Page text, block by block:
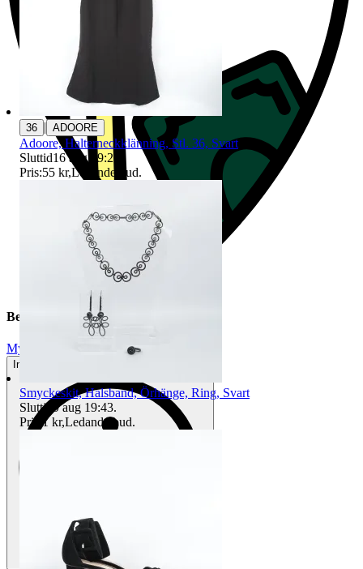
Beskrivning
Mycket gott skick
Inga eller minimala tecken på användning
36 | ADOORE
Adoore, Halterneckklänning, Stl. 36, Svart
Sluttid16 aug 19:21
Pris:55 kr,Ledande bud.
Smyckeskit, Halsband, Örhänge, Ring, Svart
Sluttid 9 aug 19:43.
Pris: 1 kr,Ledande bud.